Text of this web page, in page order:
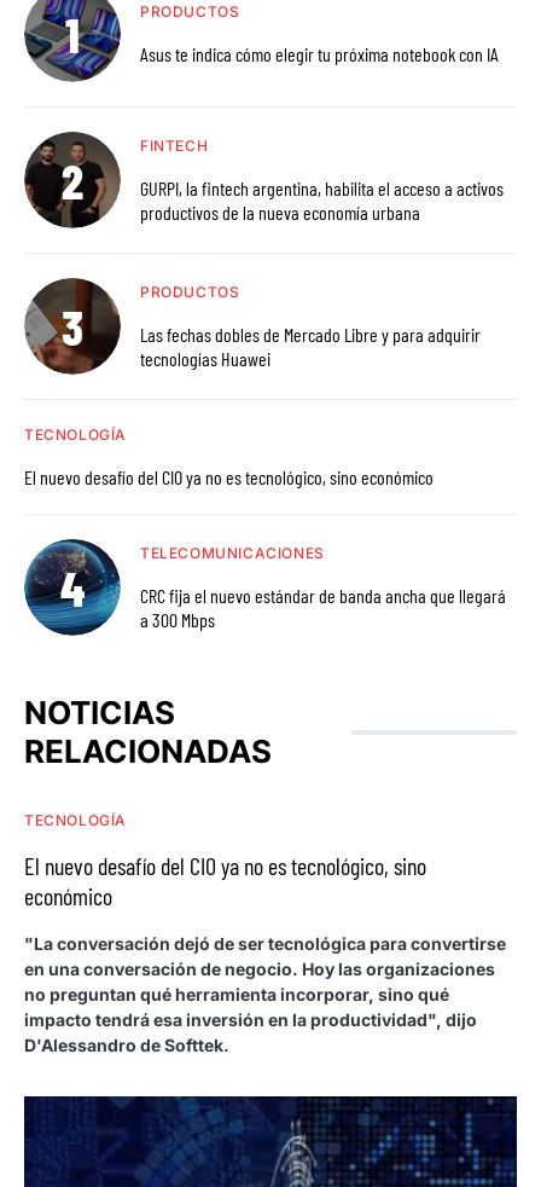
PRODUCTOS
Asus te indica cómo elegir tu próxima notebook con IA
FINTECH
GURPI, la fintech argentina, habilita el acceso a activos
productivos de la nueva economía urbana
PRODUCTOS
Las fechas dobles de Mercado Libre y para adquirir
tecnologías Huawei
TECNOLOGÍA
El nuevo desafío del CIO ya no es tecnológico, sino económico
TELECOMUNICACIONES
CRC fija el nuevo estándar de banda ancha que llegará
a 300 Mbps
NOTICIAS
RELACIONADAS
TECNOLOGÍA
El nuevo desafío del CIO ya no es tecnológico, sino
económico
"La conversación dejó de ser tecnológica para convertirse
en una conversación de negocio. Hoy las organizaciones
no preguntan qué herramienta incorporar, sino qué
impacto tendrá esa inversión en la productividad", dijo
D'Alessandro de Softtek.